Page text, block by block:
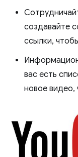
создавайте
ссылки,
вас есть
новое видео,